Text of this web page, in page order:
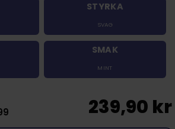
STYRKA
SVAG
SMAK
MINT
239,90 kr